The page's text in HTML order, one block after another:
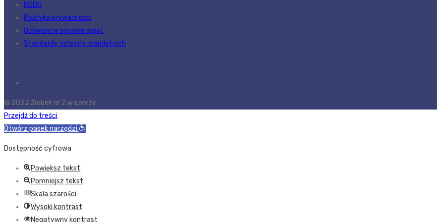
RODO
Polityka prywatności
Uchwała w sprawie opłat
Standardy ochrony małoletnich
© 2022 Żłobek nr 2 w Łomży
Przejdź do treści
Otwórz pasek narzędzi
Dostępność cyfrowa
Powiększ tekst
Pomniejsz tekst
Skala szarości
Wysoki kontrast
Negatywny kontrast